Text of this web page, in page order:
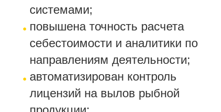
системами;
повышена точность расчета
себестоимости и аналитики по
направлениям деятельности;
автоматизирован контроль
лицензий на вылов рыбной